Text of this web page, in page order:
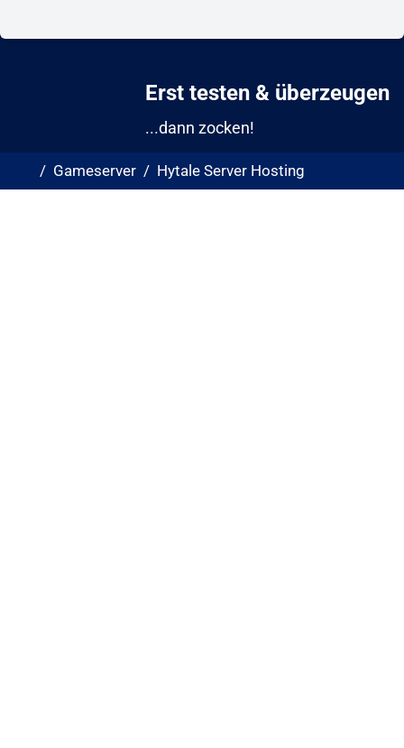
Erst testen & überzeugen
...dann zocken!
Gameserver Hytale Server Hosting